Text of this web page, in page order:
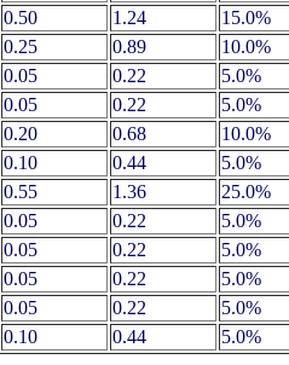
0.50
1.24
15.0%
0.25
0.89
10.0%
0.05
0.22
5.0%
0.05
0.22
5.0%
0.20
0.68
10.0%
0.10
0.44
5.0%
0.55
1.36
25.0%
0.05
0.22
5.0%
0.05
0.22
5.0%
0.05
0.22
5.0%
0.05
0.22
5.0%
0.10
0.44 5.0%